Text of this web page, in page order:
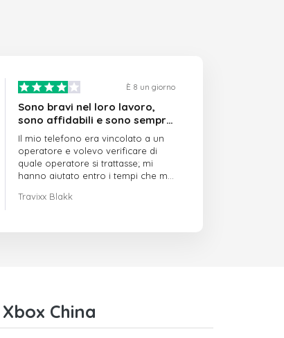
È 8 un giorno
Sono bravi nel loro lavoro,
sono affidabili e sono sempre
puntuali
Il mio telefono era vincolato a un
operatore e volevo verificare di
quale operatore si trattasse; mi
hanno aiutato entro i tempi che mi
Travixx Blakk
China